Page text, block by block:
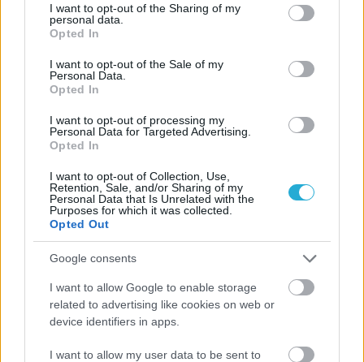
not limited to your visit or usage behaviour. You may click to
grant or deny consent to Google and its third-party tags to
use your data for below specified purposes in below Google
consent section.
I want to opt-out of the Sharing of my
personal data.
Opted In
I want to opt-out of the Sale of my
Personal Data.
Opted In
I want to opt-out of processing my
Personal Data for Targeted Advertising.
Opted In
I want to opt-out of Collection, Use,
Retention, Sale, and/or Sharing of my
Personal Data that Is Unrelated with the
Purposes for which it was collected.
Opted Out
Google consents
I want to allow Google to enable storage
related to advertising like cookies on web or
device identifiers in apps.
I want to allow my user data to be sent to
Α1 ΑΝΔΡΩΝ 17/04/2019
Θέλει το Κύπελλο στη Θεσσαλονίκη
Με ψυχολογία και έτοιμος να διατηρήσει τα κεκτημένα
στην Θεσσαλονίκη ταξιδεύει προς την Ιεράπετρα ο ΠΑΟΚ,
με τους Παϊσιάδη, Γιούρι Φιλίποφ και Θάνος Τερζής να
δηλώνουν αισιόδοξοι για τον πρώτο στόχο της χρονιάς…